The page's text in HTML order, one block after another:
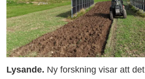
Lysande. Ny forskning visar att